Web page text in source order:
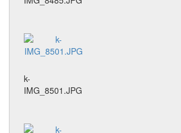
k-
IMG_8501.JPG